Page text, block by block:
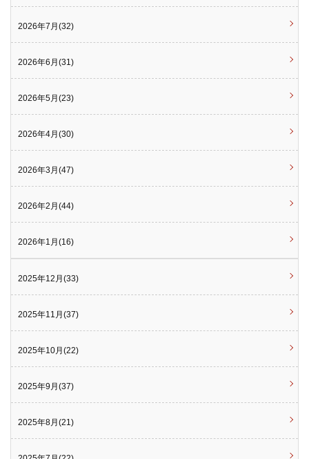
2026年7月(32)
2026年6月(31)
2026年5月(23)
2026年4月(30)
2026年3月(47)
2026年2月(44)
2026年1月(16)
2025年12月(33)
2025年11月(37)
2025年10月(22)
2025年9月(37)
2025年8月(21)